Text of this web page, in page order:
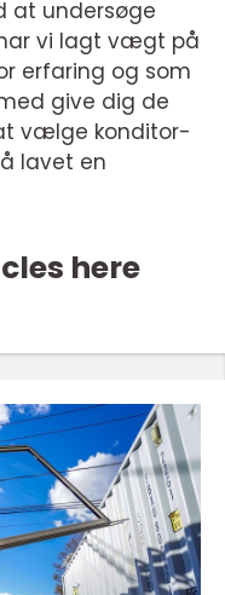
at undersøge
vi lagt vægt på
erfaring og som
give dig de
vælge konditor-
lavet en
here